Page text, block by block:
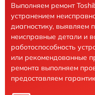
Выполняем ремонт
устранением
диагностику, выявляем
неисправные детали и
работоспособность
или рекомендованные
ремонта выполняем
предоставляем